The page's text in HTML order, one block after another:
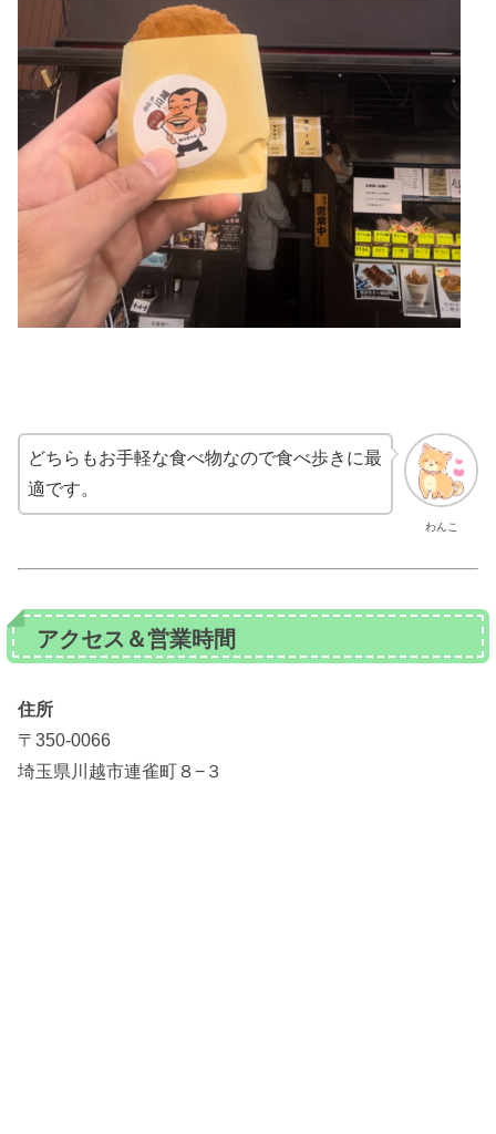
わんこ
どちらもお手軽な食べ物なので食べ歩きに最
適です。
アクセス＆営業時間
住所
〒350-0066
埼玉県川越市連雀町８−３